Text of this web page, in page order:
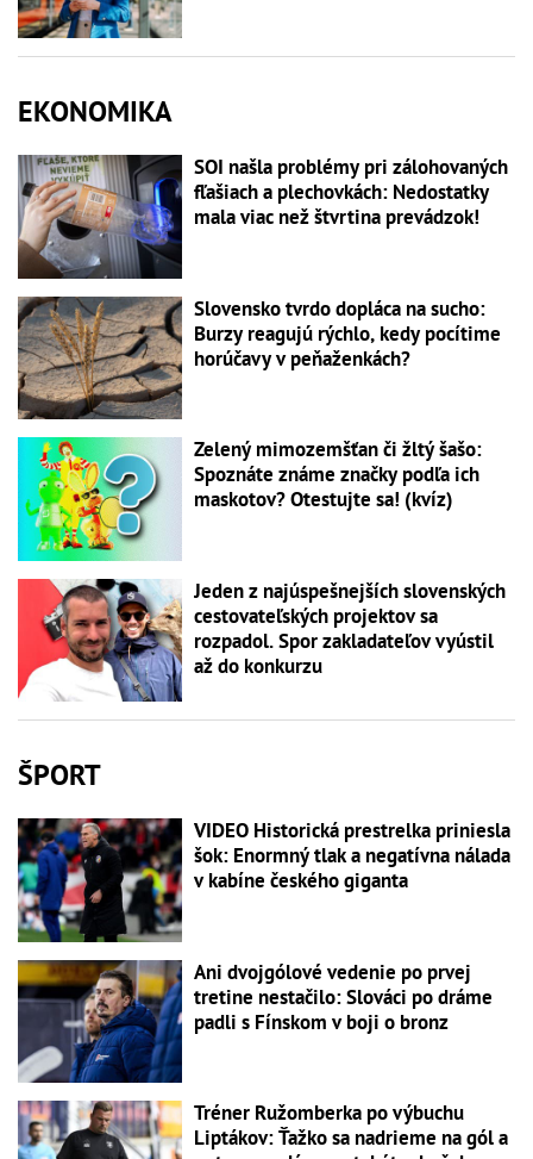
EKONOMIKA
SOI našla problémy pri zálohovaných
fľašiach a plechovkách: Nedostatky
mala viac než štvrtina prevádzok!
Slovensko tvrdo dopláca na sucho:
Burzy reagujú rýchlo, kedy pocítime
horúčavy v peňaženkách?
Zelený mimozemšťan či žltý šašo:
Spoznáte známe značky podľa ich
maskotov? Otestujte sa! (kvíz)
Jeden z najúspešnejších slovenských
cestovateľských projektov sa
rozpadol. Spor zakladateľov vyústil
až do konkurzu
ŠPORT
VIDEO Historická prestrelka priniesla
šok: Enormný tlak a negatívna nálada
v kabíne českého giganta
Ani dvojgólové vedenie po prvej
tretine nestačilo: Slováci po dráme
padli s Fínskom v boji o bronz
Tréner Ružomberka po výbuchu
Liptákov: Ťažko sa nadrieme na gól a